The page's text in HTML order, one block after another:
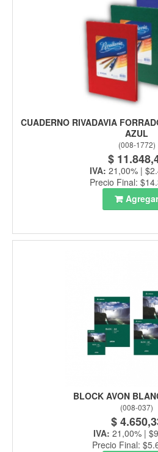
CUADERNO RIVADAVIA
AZUL
(008-1772)
$
IVA: 21,00% |
Precio Final:
Agregar
BLOCK AVON
(008-037)
$
IVA: 21,00% |
Precio Final: